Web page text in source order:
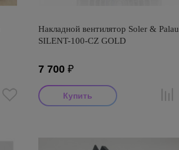
Накладной вентилятор Soler & Palau
SILENT-100-CZ GOLD
7 700 ₽